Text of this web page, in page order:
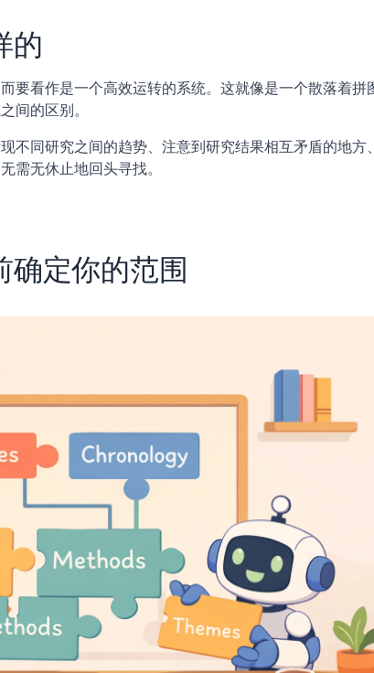
的
要看作是一个高效运转的系统。这就像是一个散落着拼
间的区别。
不同研究之间的趋势、注意到研究结果相互矛盾的地方
需无休止地回头寻找。
确定你的范围